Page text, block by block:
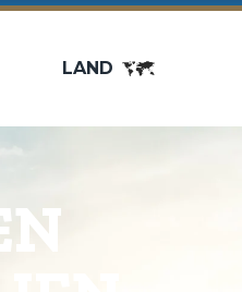
LAND